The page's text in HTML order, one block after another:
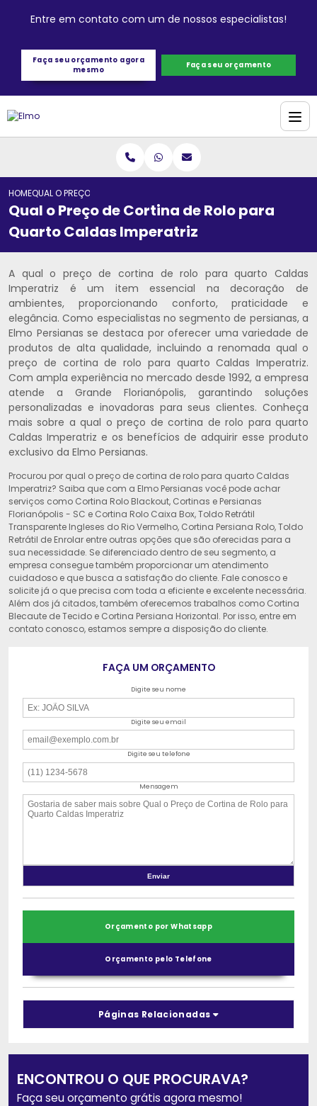
Entre em contato com um de nossos especialistas!
Faça seu orçamento agora
mesmo
Faça seu orçamento
HOMEQUAL O PREÇO DE CORTINA DE ROLO PARA QUARTO CALDAS
Qual o Preço de Cortina de Rolo para
Quarto Caldas Imperatriz
A qual o preço de cortina de rolo para quarto Caldas
Imperatriz é um item essencial na decoração de
ambientes, proporcionando conforto, praticidade e
elegância. Como especialistas no segmento de persianas, a
Elmo Persianas se destaca por oferecer uma variedade de
produtos de alta qualidade, incluindo a renomada qual o
preço de cortina de rolo para quarto Caldas Imperatriz.
Com ampla experiência no mercado desde 1992, a empresa
atende a Grande Florianópolis, garantindo soluções
personalizadas e inovadoras para seus clientes. Conheça
mais sobre a qual o preço de cortina de rolo para quarto
Caldas Imperatriz e os benefícios de adquirir esse produto
exclusivo da Elmo Persianas.
Procurou por qual o preço de cortina de rolo para quarto Caldas
Imperatriz? Saiba que com a Elmo Persianas você pode achar
serviços como Cortina Rolo Blackout, Cortinas e Persianas
Florianópolis - SC e Cortina Rolo Caixa Box, Toldo Retrátil
Transparente Ingleses do Rio Vermelho, Cortina Persiana Rolo, Toldo
Retrátil de Enrolar entre outras opções que são oferecidas para a
sua necessidade. Se diferenciado dentro de seu segmento, a
empresa consegue também proporcionar um atendimento
cuidadoso e que busca a satisfação do cliente. Fale conosco e
solicite já o que precisa com toda a eficiente e excelente necessária.
Além dos já citados, também oferecemos trabalhos como Cortina
Blecaute de Tecido e Cortina Persiana Horizontal. Por isso, entre em
contato conosco, estamos sempre a disposição do cliente.
FAÇA UM ORÇAMENTO
Digite seu nome
Digite seu email
Digite seu telefone
Mensagem
Orçamento por Whatsapp
Orçamento pelo Telefone
Páginas Relacionadas
ENCONTROU O QUE PROCURAVA?
Faça seu orçamento grátis agora mesmo!